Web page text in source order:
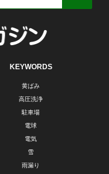
KEYWORDS
黄ばみ
高圧洗浄
駐車場
電球
電気
雪
雨漏り